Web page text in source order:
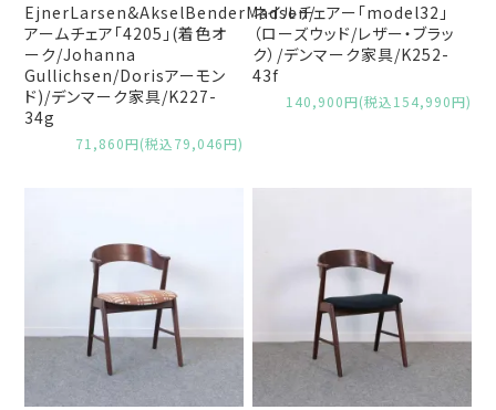
EjnerLarsen&AkselBenderMadsen/
アームチェア「4205」(着色オ
ーク/Johanna
Gullichsen/Dorisアーモン
ド)/デンマーク家具/K227-
34g
71,860円(税込79,046円)
ネイルチェアー「model32」
（ローズウッド/レザー・ブラッ
ク）/デンマーク家具/K252-
43f
140,900円(税込154,990円)